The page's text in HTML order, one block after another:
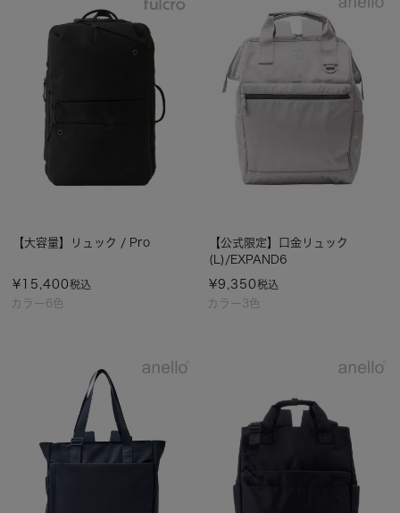
カラー6色
【大容量】リュック / Pro
¥ 15,400税込
カラー3色
【公式限定】口金リュック
(L)/EXPAND6
¥9,350税込